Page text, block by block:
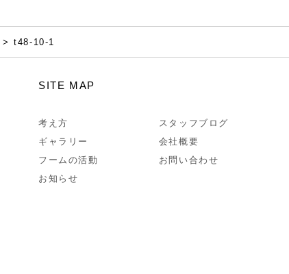
t48-10-1
SITE MAP
考え方
ギャラリー
フームの活動
お知らせ
スタッフブログ
会社概要
お問い合わせ